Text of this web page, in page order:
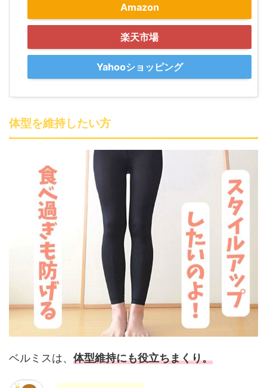
Amazon
楽天市場
Yahooショッピング
体型を維持したい方
ベルミスは、 体型維持にも役立ちまくり。